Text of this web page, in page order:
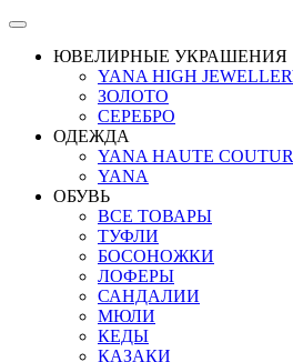
ЮВЕЛИРНЫЕ УКРАШЕНИЯ
YANA HIGH
ЗОЛОТО
СЕРЕБРО
ОДЕЖДА
YANA HAUTE
YANA
ОБУВЬ
ВСЕ ТОВАРЫ
ТУФЛИ
БОСОНОЖКИ
ЛОФЕРЫ
САНДАЛИИ
МЮЛИ
КЕДЫ
КАЗАКИ